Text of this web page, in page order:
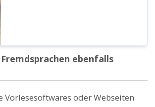
ebenfalls
Vorlesesoftwares oder Webseiten